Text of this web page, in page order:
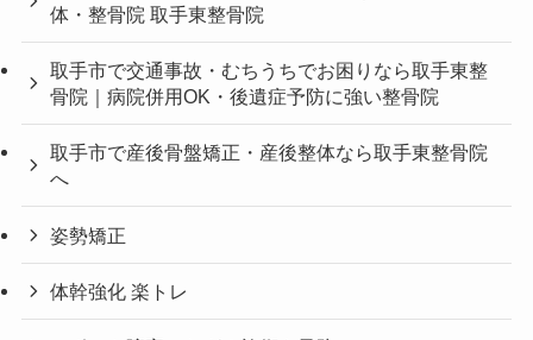
体・整骨院 取手東整骨院
取手市で交通事故・むちうちでお困りなら取手東整
骨院｜病院併用OK・後遺症予防に強い整骨院
取手市で産後骨盤矯正・産後整体なら取手東整骨院
へ
姿勢矯正
体幹強化 楽トレ